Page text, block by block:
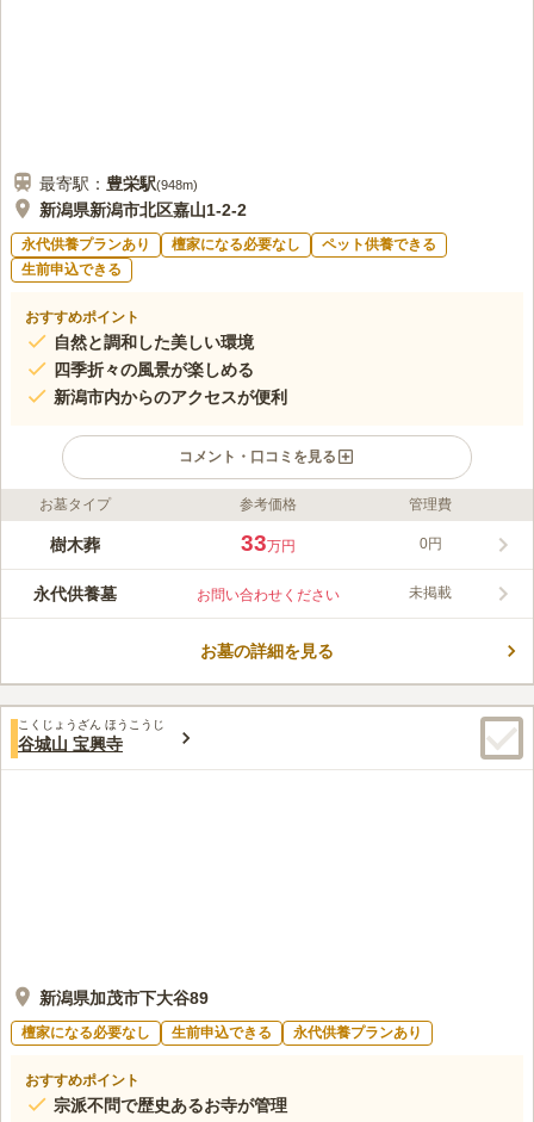
最寄駅： 豊栄駅(948m)
新潟県新潟市北区嘉山1-2-2
永代供養プランあり 檀家になる必要なし
ペット供養できる
生前申込できる
おすすめポイント
自然と調和した美しい環境
四季折々の風景が楽しめる
新潟市内からのアクセスが便利
コメント・口コミを見る
ライフドット編集部のコメント
新潟市嘉山に位置するこの霊園は、JR豊栄駅から徒歩約10分と
は十三回忌までですが、合祀され永代供養されるため安心です。
大切なペットと共に眠れる区画もあり、家族での利用に最適な場
この霊園はまだ誰からも評価されていません。
お墓タイプ 参考価格 管理費
樹木葬 33万円 0円
永代供養墓 お問い合わせください 未掲載
お墓の詳細を見る
こくじょうざん ほうこうじ
谷城山 宝興寺
新潟県加茂市下大谷89
檀家になる必要なし 生前申込できる 永代供養プランあり
おすすめポイント
宗派不問で歴史あるお寺が管理